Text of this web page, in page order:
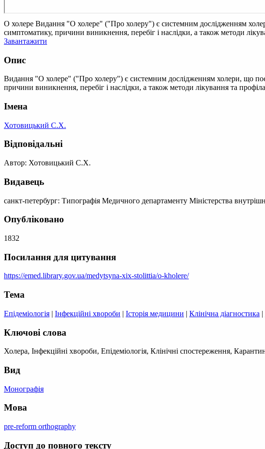
О холере Видання "О холере" ("Про холеру") є системним дослідженням
симптоматику, причини виникнення, перебіг і наслідки, а також методи
Завантажити
Опис
Видання "О холере" ("Про холеру") є системним дослідженням холери, що
причини виникнення, перебіг і наслідки, а також методи лікування та
Імена
Хотовицький С.Х.
Відповідальні
Автор: Хотовицький С.Х.
Видавець
санкт-петербург: Типографія Медичного департаменту Міністерства
Опубліковано
1832
Посилання для цитування
https://emed.library.gov.ua/medytsyna-xix-stolittia/o-kholere/
Тема
Епідеміологія | Інфекційні хвороби | Історія медицини | Клінічна діагностика |
Ключові слова
Холера, Інфекційні хвороби, Епідеміологія, Клінічні спостереження,
Вид
Монографія
Мова
pre-reform orthography
Доступ до повного тексту